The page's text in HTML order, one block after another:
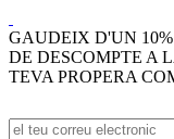
GAUDEIX D'UN 10%
DE DESCOMPTE A
TEVA PROPERA